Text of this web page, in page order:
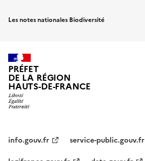
Les notes nationales Biodiversité
PRÉFET
DE LA RÉGION
HAUTS-DE-FRANCE
info.gouv.fr
service-public.gouv.fr